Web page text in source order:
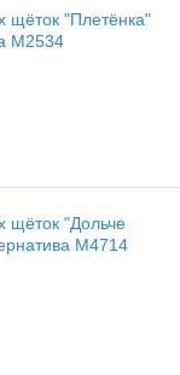
щёток "Плетёнка"
М2534
щёток "Дольче
М4714